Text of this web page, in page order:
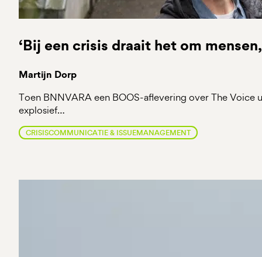
‘Bij een crisis draait het om
Martijn Dorp
Toen BNNVARA een BOOS-aflevering over The
explosief…
CRISISCOMMUNICATIE & ISSUEMANAGEMENT